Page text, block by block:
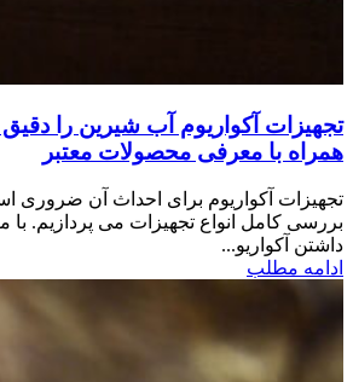
تجهیزات آکواریوم آب شیرین را
همراه با معرفی محصولات معتبر
تجهیزات آکواریوم برای احداث آن ضروری
بررسی کامل انواع تجهیزات می پردازیم. با
داشتن آکواریو...
ادامه مطلب